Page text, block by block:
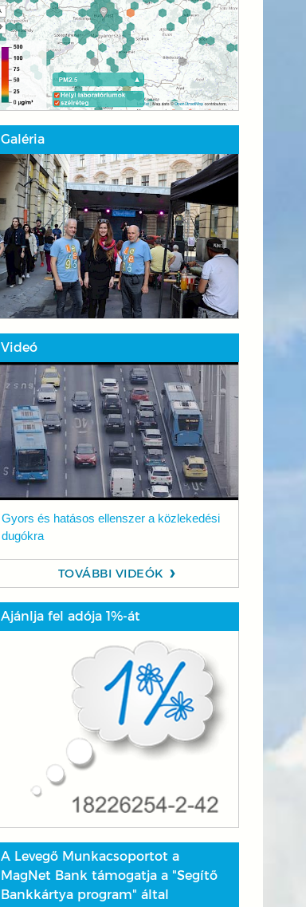
Galéria
Videó
Gyors és hatásos ellenszer a közlekedési
dugókra
TOVÁBBI VIDEÓK
Ajánlja fel adója 1%-át
A Levegő Munkacsoportot a
MagNet Bank támogatja a "Segítő
Bankkártya program" által